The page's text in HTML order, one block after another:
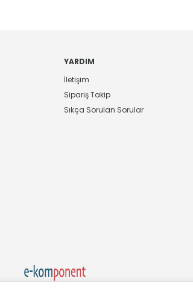
YARDIM
İletişim
Sipariş Takip
Sıkça Sorulan Sorular